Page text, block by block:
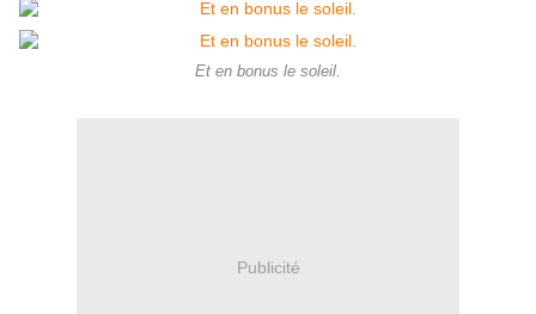
Et en bonus le soleil.
Publicité